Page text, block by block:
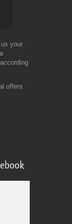
your
offers